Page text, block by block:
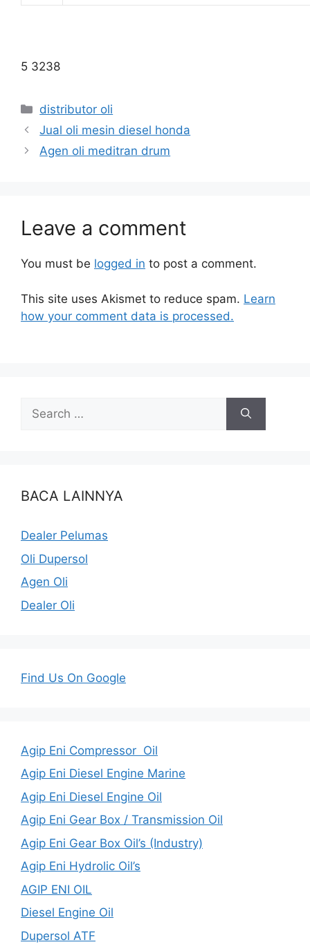
5 3238
distributor oli
Jual oli mesin diesel honda
Agen oli meditran drum
Leave a comment
You must be logged in to post a comment.
This site uses Akismet to reduce spam. Learn
how your comment data is processed.
BACA LAINNYA
Dealer Pelumas
Oli Dupersol
Agen Oli
Dealer Oli
Find Us On Google
Agip Eni Compressor Oil
Agip Eni Diesel Engine Marine
Agip Eni Diesel Engine Oil
Agip Eni Gear Box / Transmission Oil
Agip Eni Gear Box Oil’s (Industry)
Agip Eni Hydrolic Oil’s
AGIP ENI OIL
Diesel Engine Oil
Dupersol ATF